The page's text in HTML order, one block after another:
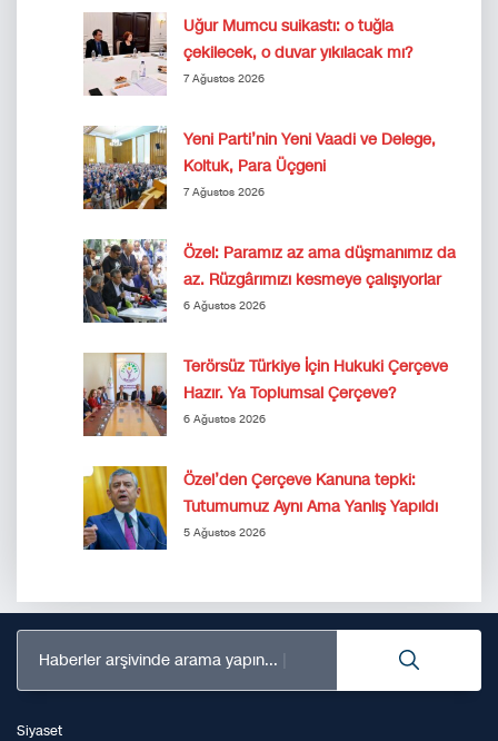
Uğur Mumcu suikastı: o tuğla
çekilecek, o duvar yıkılacak mı?
7 Ağustos 2026
Yeni Parti’nin Yeni Vaadi ve Delege,
Koltuk, Para Üçgeni
7 Ağustos 2026
Özel: Paramız az ama düşmanımız da
az. Rüzgârımızı kesmeye çalışıyorlar
6 Ağustos 2026
Terörsüz Türkiye İçin Hukuki Çerçeve
Hazır. Ya Toplumsal Çerçeve?
6 Ağustos 2026
Özel’den Çerçeve Kanuna tepki:
Tutumumuz Aynı Ama Yanlış Yapıldı
5 Ağustos 2026
Haberler arşivinde arama yapın...
Siyaset